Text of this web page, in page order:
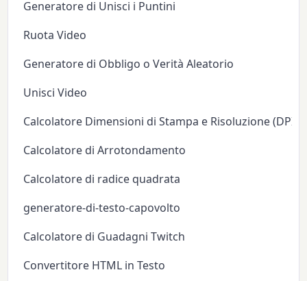
Generatore di Unisci i Puntini
Ruota Video
Generatore di Obbligo o Verità Aleatorio
Unisci Video
Calcolatore Dimensioni di Stampa e Risoluzione (DPI/
Calcolatore di Arrotondamento
Calcolatore di radice quadrata
generatore-di-testo-capovolto
Calcolatore di Guadagni Twitch
Convertitore HTML in Testo